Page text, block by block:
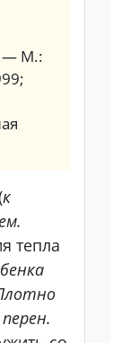
— М.:
к
тепла
перен.